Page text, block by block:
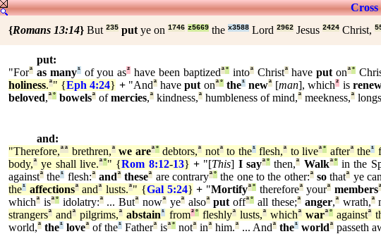
Cross
{Romans 13:14} But 235 put ye on 1746 z5669 the x3588 Lord 2962 Jesus 2424 Christ,
put:
"Forª as many¹of you as² have been baptizedª°intoªChristªhaveput onª°
holiness.ª" {Eph 4:24} + "Andªhaveput onª° the¹newª[man], which² is
beloved,ª° bowelsª ofmercies,ª kindness,ª humbleness of mind,ª meekness,ª
and:
"Therefore,ªª brethren,ª we areª°debtors,ª notª to the¹flesh,ª to liveª° afterª the¹
body,ª ye shall live.ª°" {Rom 8:12-13} + "[This] I sayª° then,ª Walkª°in the
againstª the¹ flesh:ª andªtheseª are contraryª°the one to the other:ª sothatª ye
the¹ affectionsª andª lusts.ª" {Gal 5:24} + "Mortifyª°thereforeªyourª membersª
whichª isª°idolatry:ª... Butª nowª yeªalsoª put offª° all these;ª anger,ªwrath,ª
strangersª andª pilgrims,ª abstain¹ from²°fleshlyª lusts,ª whichª warª° againstª
world,ª the¹ loveª of the¹ Fatherª isª° notª inª him.ª ... Andª the¹ worldª passeth